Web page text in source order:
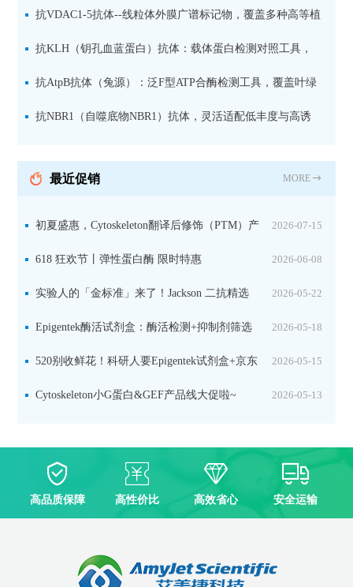
芥，玉米，甘蔗等关键植物模型
抗VDAC1-5抗体--线粒体外膜广谱标记物，覆盖多种高等植
物及二维BN-PAGE应用
抗KLH（钥孔血蓝蛋白）抗体：载体蛋白检测对照工具，
适用于ELISA、WB与免疫定位
抗AtpB抗体（兔源）：泛F型ATP合酶检测工具，覆盖叶绿
体、线粒体与细菌
抗NBR1（自噬底物NBR1）抗体，灵活适配低丰度与高诱
最近促销 MORE
2026-07-15
初夏盛惠，Cytoskeleton翻译后修饰（PTM）产
品线放价啦！ 2026-06-08
618 狂欢节丨弹性蛋白酶 限时特惠
2026-05-22
实验人的「金标准」来了！Jackson 二抗精选
限时一口价，手慢无！ 2026-05-18
Epigentek酶活试剂盒：酶活检测+抑制剂筛选
双赋能，下单即赠京东卡 2026-05-15
520别收鲜花！科研人要Epigentek试剂盒+京东
卡！ 2026-05-13
Cytoskeleton小G蛋白&GEF产品线大促啦~
高品质保障 高性价比 高效省心 安全运输